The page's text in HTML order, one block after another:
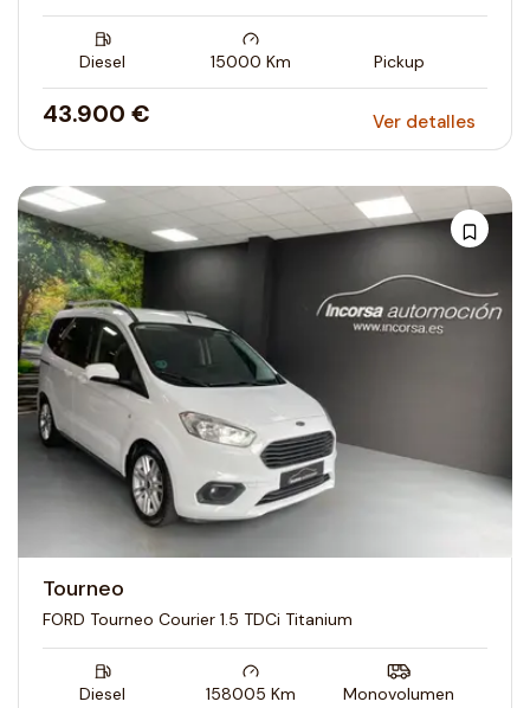
Diesel 15000 Km Pickup
43.900 € Ver detalles
Tourneo
FORD Tourneo Courier 1.5 TDCi Titanium
Diesel 158005 Km Monovolumen